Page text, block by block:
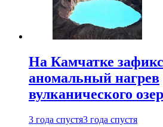
На Камчатке
аномальный нагрев
вулканического
3 года спустя3 года спустя